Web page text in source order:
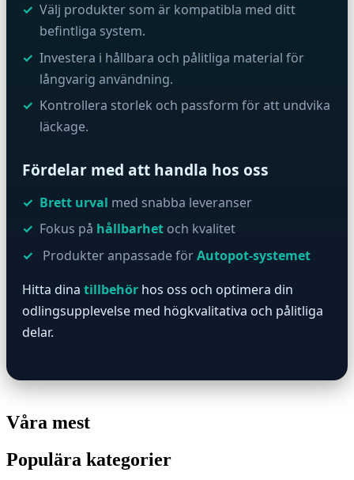
Välj produkter som är kompatibla med ditt
befintliga system.
Investera i hållbara och pålitliga material för
långvarig användning.
Kontrollera storlek och passform för att undvika
läckage.
Fördelar med att handla hos oss
Brett urval med snabba leveranser
Fokus på hållbarhet och kvalitet
️ Produkter anpassade förAutopot-systemet
Hitta dina tillbehör hos oss och optimera din
odlingsupplevelse med högkvalitativa och pålitliga
delar.
Våra mest
Populära kategorier